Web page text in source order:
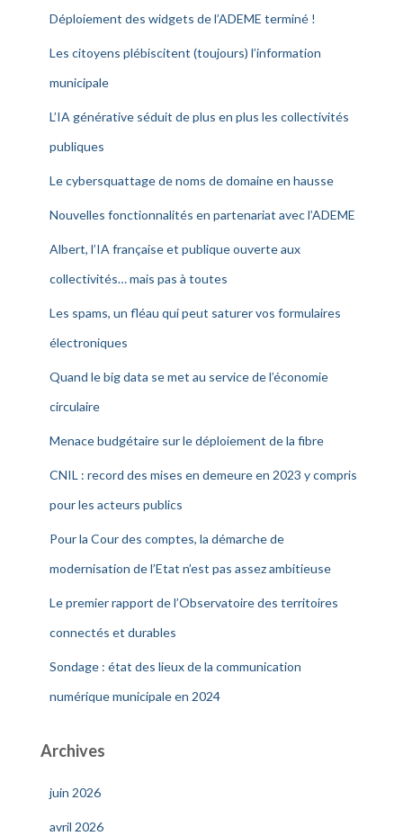
Déploiement des widgets de l’ADEME terminé !
Les citoyens plébiscitent (toujours) l’information
municipale
L’IA générative séduit de plus en plus les collectivités
publiques
Le cybersquattage de noms de domaine en hausse
Nouvelles fonctionnalités en partenariat avec l’ADEME
Albert, l’IA française et publique ouverte aux
collectivités… mais pas à toutes
Les spams, un fléau qui peut saturer vos formulaires
électroniques
Quand le big data se met au service de l’économie
circulaire
Menace budgétaire sur le déploiement de la fibre
CNIL : record des mises en demeure en 2023 y compris
pour les acteurs publics
Pour la Cour des comptes, la démarche de
modernisation de l’Etat n’est pas assez ambitieuse
Le premier rapport de l’Observatoire des territoires
connectés et durables
Sondage : état des lieux de la communication
numérique municipale en 2024
Archives
juin 2026
avril 2026